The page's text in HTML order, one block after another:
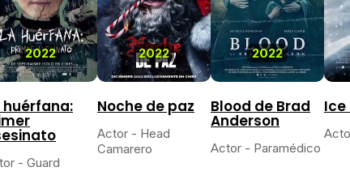
2022
huérfana:
- Guard
2022
Noche de paz
Actor - Head
Camarero
2022
Blood de Brad
Anderson
Actor - Paramédico
Ice